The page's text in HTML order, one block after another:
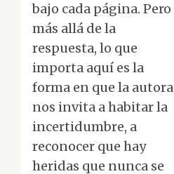
bajo cada página. Pero
más allá de la
respuesta, lo que
importa aquí es la
forma en que la autora
nos invita a habitar la
incertidumbre, a
reconocer que hay
heridas que nunca se